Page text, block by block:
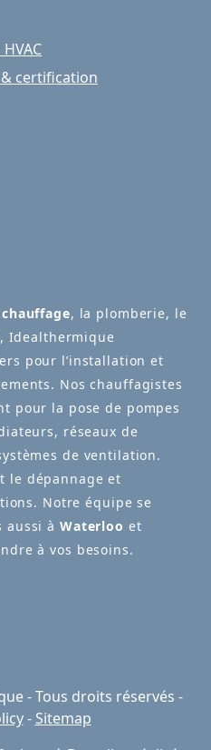
certification
chauffage, la plomberie, le
Idealthermique
pour l’installation et
Nos chauffagistes
pour la pose de pompes
réseaux de
de ventilation.
le dépannage et
Notre équipe se
aussi à Waterloo et
à vos besoins.
- Tous droits réservés -
- Sitemap